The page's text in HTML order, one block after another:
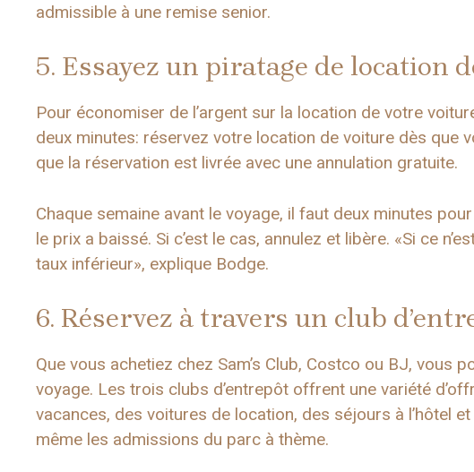
admissible à une remise senior.
5. Essayez un piratage de location
Pour économiser de l’argent sur la location de votre
deux minutes: réservez votre location de voiture dès que
que la réservation est livrée avec une annulation gratuite.
Chaque semaine avant le voyage, il faut deux minutes
le prix a baissé. Si c’est le cas, annulez et libère. «Si ce
taux inférieur», explique Bodge.
6. Réservez à travers un club
Que vous achetiez chez Sam’s Club, Costco ou BJ, vous
voyage. Les trois clubs d’entrepôt offrent une variété
vacances, des voitures de location, des séjours à l’hôtel
même les admissions du parc à thème.